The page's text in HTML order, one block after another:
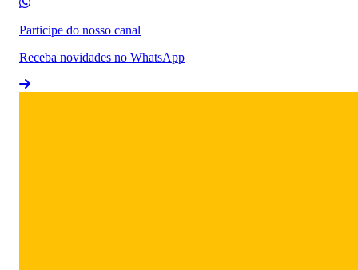
Participe do nosso canal
Receba novidades no WhatsApp